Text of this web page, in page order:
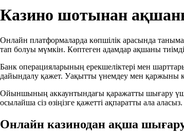
Казино шотынан
Онлайн платформаларда көпшілік арасында
тап болуы мүмкін. Көптеген адамдар ақшаны тиімді
Банк операцияларының ерекшеліктері мен
дайындалу қажет. Уақытты үнемдеу мен қаржыны
Ойыншының аккаунтындағы қаражатты шығару үшін
осылайша сіз өзіңізге қажетті ақпаратты ала аласыз.
Онлайн казинодан ақша шығару